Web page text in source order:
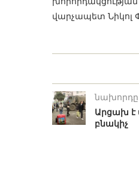
վարչապետ Նիկոլ
նախորդը
Արցախ է
բնակիչ